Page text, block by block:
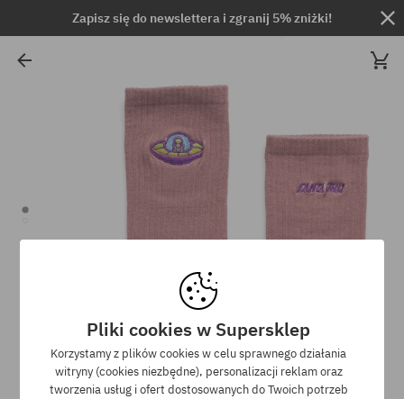
Zapisz się do newslettera i zgranij 5% zniżki!
Pliki cookies w Supersklep
Korzystamy z plików cookies w celu sprawnego działania
witryny (cookies niezbędne), personalizacji reklam oraz
tworzenia usług i ofert dostosowanych do Twoich potrzeb